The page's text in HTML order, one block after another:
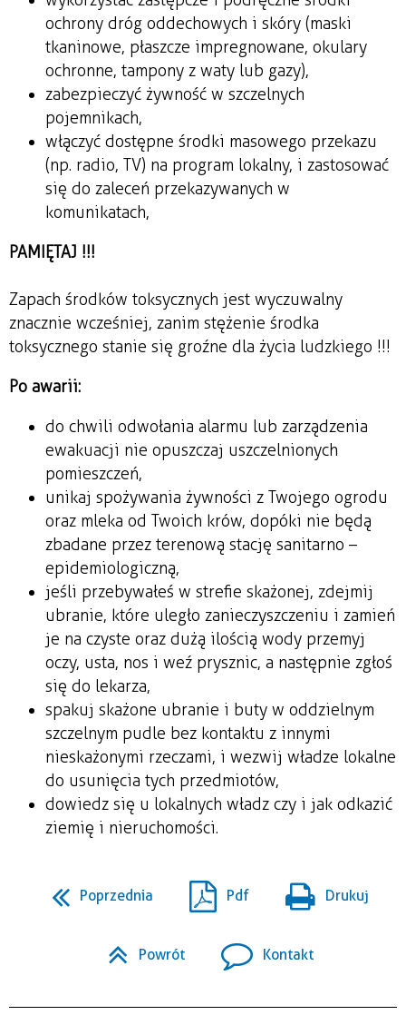
ochrony dróg oddechowych i skóry (maski
tkaninowe, płaszcze impregnowane, okulary
ochronne, tampony z waty lub gazy),
zabezpieczyć żywność w szczelnych
pojemnikach,
włączyć dostępne środki masowego przekazu
(np. radio, TV) na program lokalny, i zastosować
się do zaleceń przekazywanych w
komunikatach,
PAMIĘTAJ !!!
Zapach środków toksycznych jest wyczuwalny
znacznie wcześniej, zanim stężenie środka
toksycznego stanie się groźne dla życia ludzkiego !!!
Po awarii:
do chwili odwołania alarmu lub zarządzenia
ewakuacji nie opuszczaj uszczelnionych
pomieszczeń,
unikaj spożywania żywności z Twojego ogrodu
oraz mleka od Twoich krów, dopóki nie będą
zbadane przez terenową stację sanitarno –
epidemiologiczną,
jeśli przebywałeś w strefie skażonej, zdejmij
ubranie, które uległo zanieczyszczeniu i zamień
je na czyste oraz dużą ilością wody przemyj
oczy, usta, nos i weź prysznic, a następnie zgłoś
się do lekarza,
spakuj skażone ubranie i buty w oddzielnym
szczelnym pudle bez kontaktu z innymi
nieskażonymi rzeczami, i wezwij władze lokalne
do usunięcia tych przedmiotów,
dowiedz się u lokalnych władz czy i jak odkazić
ziemię i nieruchomości.
Poprzednia Pdf Drukuj
Powrót Kontakt